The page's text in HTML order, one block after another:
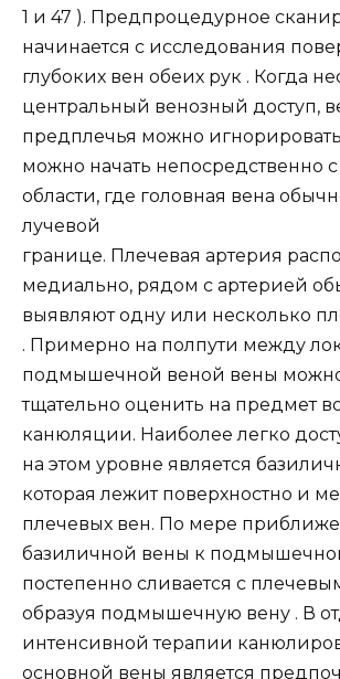
1 и 47 ). Предпроцедурное
начинается с исследования
глубоких вен обеих рук . Когда
центральный венозный доступ,
предплечья можно
можно начать непосредственно с
области, где головная вена
лучевой
границе. Плечевая артерия
медиально, рядом с артерией
выявляют одну или несколько
. Примерно на полпути между
подмышечной веной вены
тщательно оценить на предмет
канюляции. Наиболее легко
на этом уровне является
которая лежит поверхностно и
плечевых вен. По мере
базиличной вены к
постепенно сливается с
образуя подмышечную вену . В
интенсивной терапии
основной вены является